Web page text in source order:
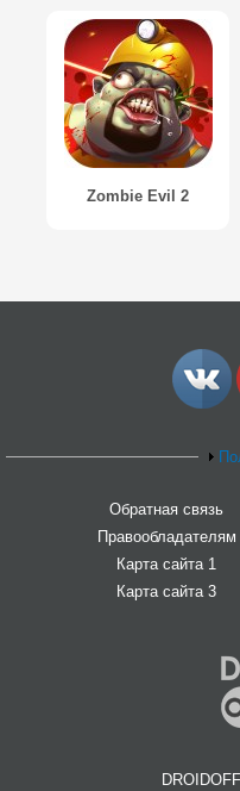
Zombie Evil 2
Обратная связь
Правообладателям
Карта сайта 1
Карта сайта 3